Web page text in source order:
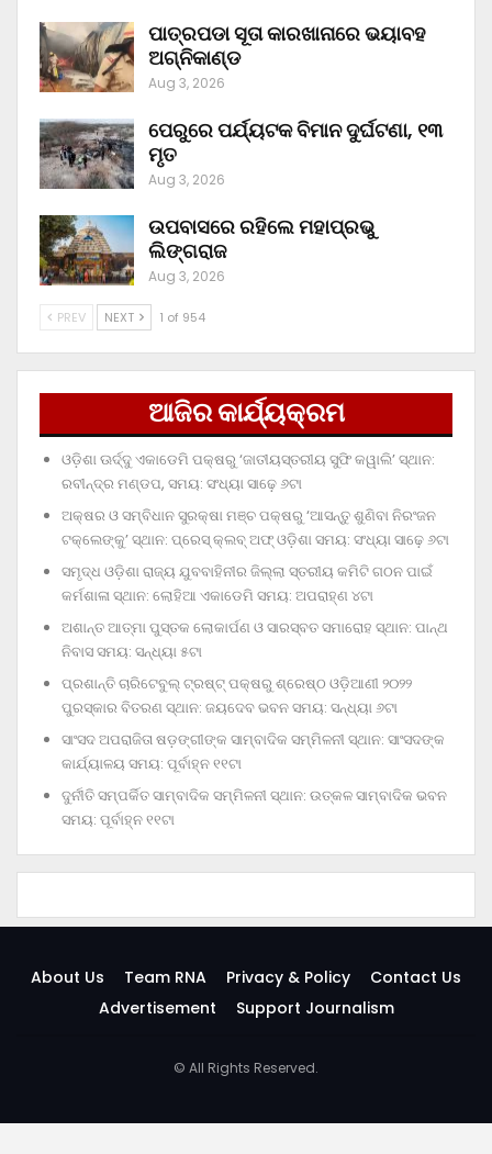
ପାତ୍ରପଡା ସୂତା କାରଖାନାରେ ଭୟାବହ
ଅଗ୍ନିକାଣ୍ଡ
Aug 3, 2026
ପେରୁରେ ପର୍ଯ୍ୟଟକ ବିମାନ ଦୁର୍ଘଟଣା, ୧୩
ମୃତ
Aug 3, 2026
ଉପବାସରେ ରହିଲେ ମହାପ୍ରଭୁ
ଲିଙ୍ଗରାଜ
Aug 3, 2026
PREV NEXT 1 of 954
ଆଜିର କାର୍ଯ୍ୟକ୍ରମ
ଓଡ଼ିଶା ଊର୍ଦ୍ଦୁ ଏକାଡେମି ପକ୍ଷରୁ ‘ଜାତୀୟସ୍ତରୀୟ ସୁଫି କୱାଲି’ ସ୍ଥାନ:
ରବୀନ୍ଦ୍ର ମଣ୍ଡପ, ସମୟ: ସଂଧ୍ୟା ସାଢ଼େ ୬ଟା
ଅକ୍ଷର ଓ ସମ୍ବିଧାନ ସୁରକ୍ଷା ମଞ୍ଚ ପକ୍ଷରୁ ‘ଆସନ୍ତୁ ଶୁଣିବା ନିରଂଜନ
ଟକ୍‌ଲେଙ୍କୁ’ ସ୍ଥାନ: ପ୍ରେସ୍‌ କ୍ଲବ୍‌ ଅଫ୍‌ ଓଡ଼ିଶା ସମୟ: ସଂଧ୍ୟା ସାଢ଼େ ୬ଟା
ସମୃଦ୍ଧ ଓଡ଼ିଶା ରାଜ୍ୟ ଯୁବବାହିନୀର ଜିଲ୍ଲା ସ୍ତରୀୟ କମିଟି ଗଠନ ପାଇଁ
କର୍ମଶାଳା ସ୍ଥାନ: ଲୋହିଆ ଏକାଡେମି ସମୟ: ଅପରାହ୍‌ଣ ୪ଟା
ଅଶାନ୍ତ ଆତ୍ମା ପୁସ୍ତକ ଲୋକାର୍ପଣ ଓ ସାରସ୍ବତ ସମାରୋହ ସ୍ଥାନ: ପାନ୍ଥ
ନିବାସ ସମୟ: ସନ୍ଧ୍ୟା ୫ଟା
ପ୍ରଶାନ୍ତି ଚାରିଟେବୁଲ୍‌ ଟ୍ରଷ୍ଟ୍‌ ପକ୍ଷରୁ ଶ୍ରେଷ୍ଠ ଓଡ଼ିଆଣୀ ୨୦୨୨
ପୁରସ୍କାର ବିତରଣ ସ୍ଥାନ: ଜୟଦେବ ଭବନ ସମୟ: ସନ୍ଧ୍ୟା ୬ଟା
ସାଂସଦ ଅପରାଜିତା ଷଡ଼ଙ୍ଗୀଙ୍କ ସାମ୍ବାଦିକ ସମ୍ମିଳନୀ ସ୍ଥାନ: ସାଂସଦଙ୍କ
କାର୍ଯ୍ୟାଳୟ ସମୟ: ପୂର୍ବାହ୍ନ ୧୧ଟା
ଦୁର୍ନୀତି ସମ୍ପର୍କିତ ସାମ୍ବାଦିକ ସମ୍ମିଳନୀ ସ୍ଥାନ: ଉତ୍କଳ ସାମ୍ବାଦିକ ଭବନ
ସମୟ: ପୂର୍ବାହ୍ନ ୧୧ଟା
About Us Team RNA Privacy & Policy
Contact Us
Advertisement
Support Journalism
© All Rights Reserved.